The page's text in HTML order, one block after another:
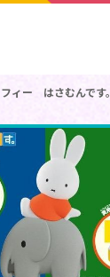
ィー はさむんです。